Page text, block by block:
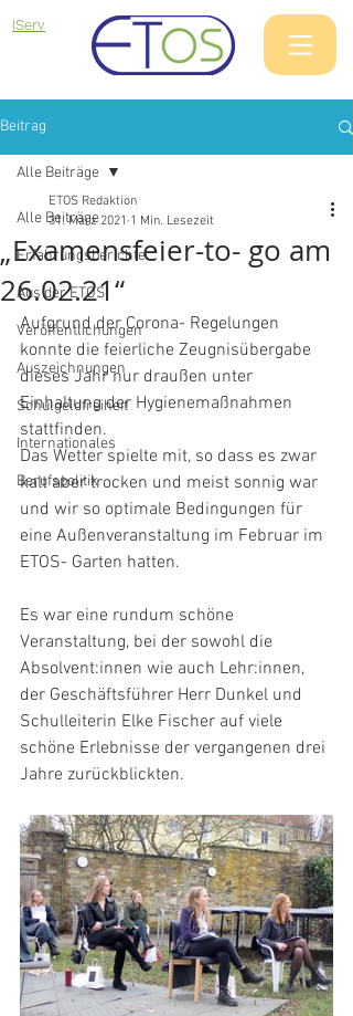
IServ
Beitrag
Alle Beiträge
Erfahrungsberichte
Aus der ETOS
Veröffentlichungen
Auszeichnungen
Schulgeldfreiheit
Internationales
Berufspolitik
Alle Beiträge
„Examensfeier-to- go am
26.02.21“
ETOS Redaktion
31. März 2021 1 Min. Lesezeit
Aufgrund der Corona- Regelungen
konnte die feierliche Zeugnisübergabe
dieses Jahr nur draußen unter
Einhaltung der Hygienemaßnahmen
stattfinden.
Das Wetter spielte mit, so dass es zwar
kalt aber trocken und meist sonnig war
und wir so optimale Bedingungen für
eine Außenveranstaltung im Februar im
ETOS- Garten hatten.
Es war eine rundum schöne
Veranstaltung, bei der sowohl die
Absolvent:innen wie auch Lehr:innen,
der Geschäftsführer Herr Dunkel und
Schulleiterin Elke Fischer auf viele
schöne Erlebnisse der vergangenen drei
Jahre zurückblickten.